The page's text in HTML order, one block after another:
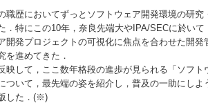
職歴においてずっとソフトウェア開発環境の研究
．特にこの10年，奈良先端大やIPA/SECに於いて
開発プロジェクトの可視化に焦点を合わせた開発
を進めてきた．
して，ここ数年格段の進歩が見られる「ソフト
ついて，最先端の姿を紹介し，普及の一助にしよ
した．(※)